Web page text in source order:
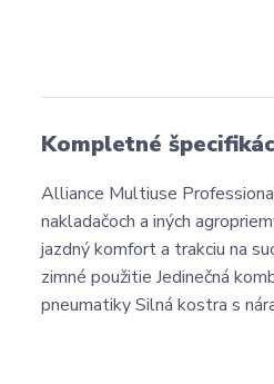
Kompletné
Alliance Multiuse
nakladačoch a iných
jazdný komfort a trakciu na
zimné použitie Jedinečná
pneumatiky Silná kostra s